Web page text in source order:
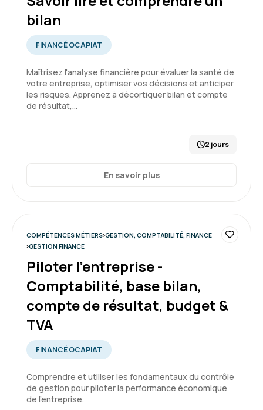
Emmanuelle H.
Formation très complète et m'ayant permis de
fortement progresser sur la matière.
Formation : Savoir lire et comprendre un bilan
plus.
Le lieu était bien, la durée de la formation
efficace
Formation : Savoir lire et comprendre un bilan
Gwenaelle G.
Malgré que je me sois retrouvée dans un
domaine méconnue par mon arrivée très
récente à BAG, j'ai mieux compris et assimilée
bilan
FINANCÉ OCAPIAT
Maîtrisez l'analyse financière pour évaluer la santé de
votre entreprise, optimiser vos décisions et anticiper
les risques. Apprenez à décortiquer bilan et compte
de résultat,…
2 jours
En savoir plus
COMPÉTENCES MÉTIERS GESTION, COMPTABILITÉ, FINANCE
GESTION FINANCE
Piloter l'entreprise -
Comptabilité, base bilan,
compte de résultat, budget &
TVA
FINANCÉ OCAPIAT
Comprendre et utiliser les fondamentaux du contrôle
de gestion pour piloter la performance économique
de l’entreprise.